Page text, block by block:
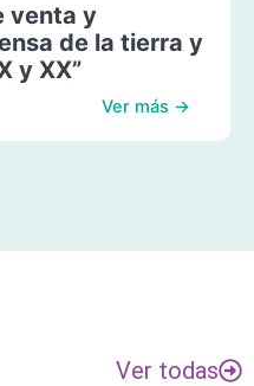
venta y
de la tierra y
y XX”
Ver más →
Ver todas